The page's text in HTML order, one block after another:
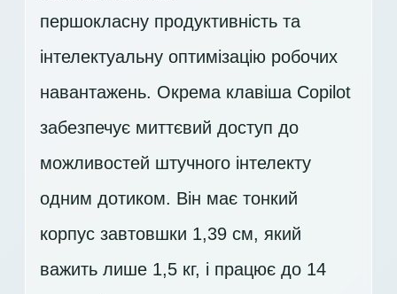
першокласну продуктивність та
інтелектуальну оптимізацію робочих
навантажень. Окрема клавіша Copilot
забезпечує миттєвий доступ до
можливостей штучного інтелекту
одним дотиком. Він має тонкий
корпус завтовшки 1,39 см, який
важить лише 1,5 кг, і працює до 14